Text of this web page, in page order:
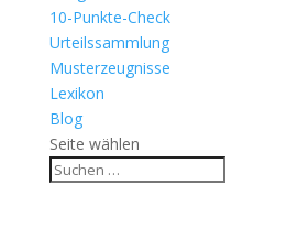
10-Punkte-Check
Urteilssammlung
Musterzeugnisse
Lexikon
Blog
Seite wählen